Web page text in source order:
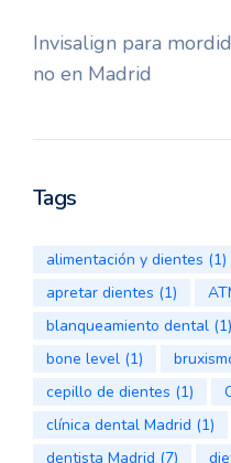
Invisalign para
no en Madrid
Tags
alimentación y dientes (1)
apretar dientes (1)
blanqueamiento dental (1)
bone level (1)
cepillo de dientes (1)
clínica dental Madrid (1)
dentista Madrid (7)